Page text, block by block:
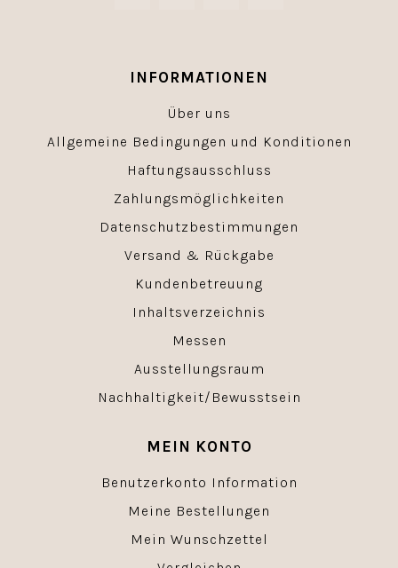
INFORMATIONEN
Über uns
Allgemeine Bedingungen und Konditionen
Haftungsausschluss
Zahlungsmöglichkeiten
Datenschutzbestimmungen
Versand & Rückgabe
Kundenbetreuung
Inhaltsverzeichnis
Messen
Ausstellungsraum
Nachhaltigkeit/Bewusstsein
MEIN KONTO
Benutzerkonto Information
Meine Bestellungen
Mein Wunschzettel